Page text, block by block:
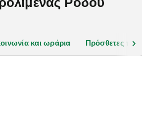
και ωράρια Πρόσθετες